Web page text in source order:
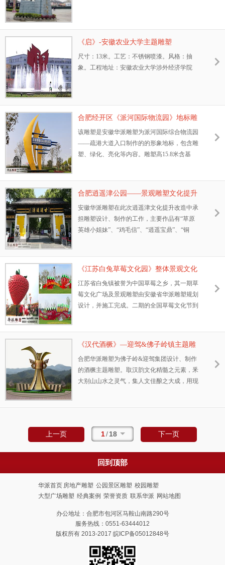
《启》-安徽农业大学主题雕塑
尺寸：13米。工艺：不锈钢喷漆。风格：抽
象。工程地址：安徽农业大学涉外经济学院
合肥经开区《派河国际物流园》地标雕
塑
该雕塑是安徽华派雕塑为派河国际综合物流园
——疏港大道入口制作的的形象地标，包含雕
塑、绿化、亮化等内容。雕塑高15.8米含基
合肥逍遥津公园——景观雕塑文化提升
安徽华派雕塑在此次逍遥津文化提升改造中承
担雕塑设计、制作的工作，主要作品有“草原
英雄小姐妹”、“鸡毛信”、“逍遥宝鼎”、“铜
《江苏白兔草莓文化园》整体景观文化
打造。
江苏省白兔镇被誉为中国草莓之乡，其一期草
莓文化广场及景观雕塑由安徽省华派雕塑规划
设计，并施工完成。二期的全国草莓文化节到
来。
《汉代酒橛》—迎驾&佛子岭镇主题雕
塑
合肥华派雕塑为佛子岭&迎驾集团设计、制作
的酒橛主题雕塑。取汉韵文化精髓之元素，釆
大别山山水之灵气，集人文佳酿之大成，用现
上一页 1/18 下一页
回到顶部
华派首页 房地产雕塑 公园景区雕塑 校园雕塑
大型广场雕塑 经典案例 荣誉资质 联系华派 网站地图
办公地址：合肥市包河区马鞍山南路290号
服务热线：0551-63444012
版权所有 2013-2017 皖ICP备05012848号